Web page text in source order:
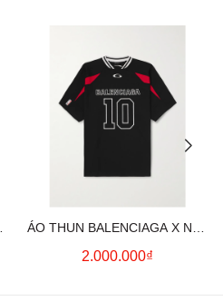
ÁO THUN BALENCIAGA X NBA
LOGO COTTON JERSEY T-
2.000.000₫